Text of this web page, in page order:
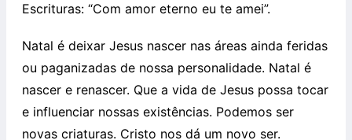
Escrituras: “Com amor eterno eu te amei”.
Natal é deixar Jesus nascer nas áreas ainda feridas
ou paganizadas de nossa personalidade. Natal é
nascer e renascer. Que a vida de Jesus possa tocar
e influenciar nossas existências. Podemos ser
novas criaturas. Cristo nos dá um novo ser.